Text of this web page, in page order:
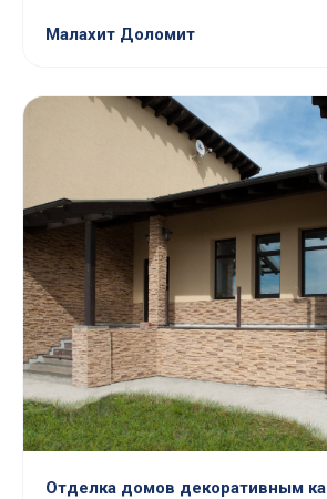
Малахит Доломит
Отделка домов декоративным